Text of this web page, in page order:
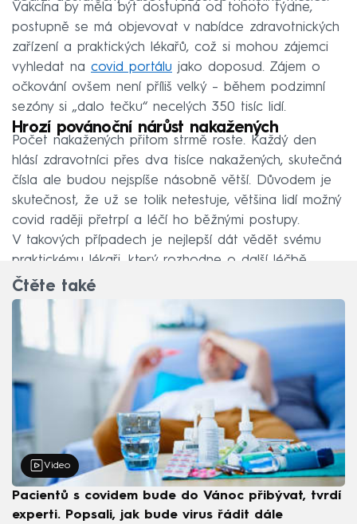
Vakcína by měla být dostupná od tohoto týdne,
postupně se má objevovat v nabídce zdravotnických
zařízení a praktických lékařů, což si mohou zájemci
vyhledat na covid portálu jako doposud. Zájem o
očkování ovšem není příliš velký – během podzimní
sezóny si „dalo tečku“ necelých 350 tisíc lidí.
Hrozí povánoční nárůst nakažených
Počet nakažených přitom strmě roste. Každý den
hlásí zdravotníci přes dva tisíce nakažených, skutečná
čísla ale budou nejspíše násobně větší. Důvodem je
skutečnost, že už se tolik netestuje, většina lidí možný
covid raději přetrpí a léčí ho běžnými postupy.
V takových případech je nejlepší dát vědět svému
praktickému lékaři, který rozhodne o další léčbě.
Čtěte také
Video
Pacientů s covidem bude do Vánoc přibývat, tvrdí
experti. Popsali, jak bude virus řádit dále